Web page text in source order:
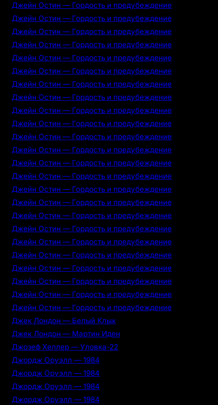
Джейн Остин — Гордость и предубеждение
Джейн Остин — Гордость и предубеждение
Джейн Остин — Гордость и предубеждение
Джейн Остин — Гордость и предубеждение
Джейн Остин — Гордость и предубеждение
Джейн Остин — Гордость и предубеждение
Джейн Остин — Гордость и предубеждение
Джейн Остин — Гордость и предубеждение
Джейн Остин — Гордость и предубеждение
Джейн Остин — Гордость и предубеждение
Джейн Остин — Гордость и предубеждение
Джейн Остин — Гордость и предубеждение
Джейн Остин — Гордость и предубеждение
Джейн Остин — Гордость и предубеждение
Джейн Остин — Гордость и предубеждение
Джейн Остин — Гордость и предубеждение
Джейн Остин — Гордость и предубеждение
Джейн Остин — Гордость и предубеждение
Джейн Остин — Гордость и предубеждение
Джейн Остин — Гордость и предубеждение
Джейн Остин — Гордость и предубеждение
Джейн Остин — Гордость и предубеждение
Джейн Остин — Гордость и предубеждение
Джейн Остин — Гордость и предубеждение
Джек Лондон — Белый Клык
Джек Лондон — Мартин Иден
Джозеф Хеллер — Уловка-22
Джордж Оруэлл — 1984
Джордж Оруэлл — 1984
Джордж Оруэлл — 1984
Джордж Оруэлл — 1984